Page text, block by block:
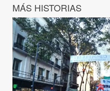
MÁS HISTORIAS